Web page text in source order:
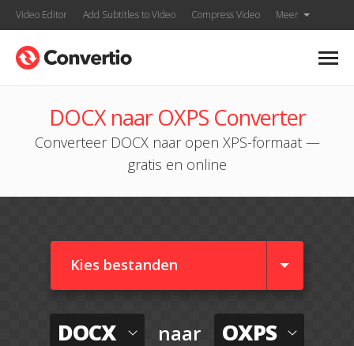
Video Editor Add Subtitles to Video Compress Video Meer
DOCX naar OXPS Converter
Converteer DOCX naar open XPS-formaat —
gratis en online
Kies bestanden
DOCX naar OXPS